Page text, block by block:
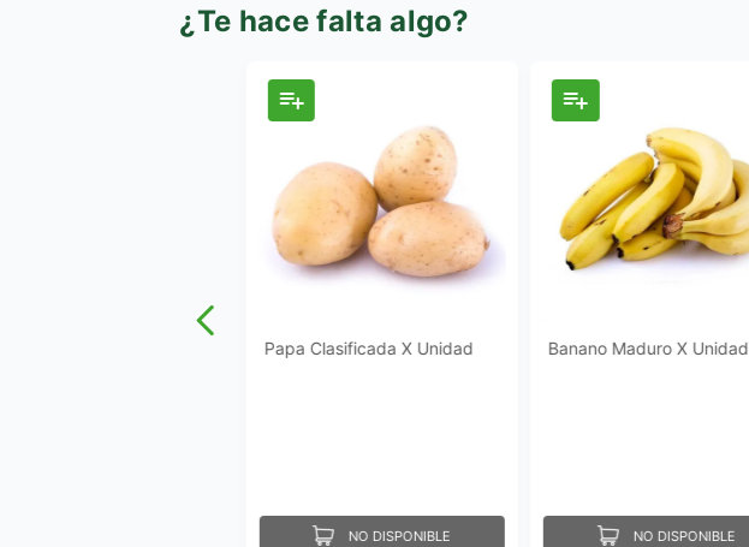
¿Te hace falta algo?
Papa Clasificada X Unidad
NO DISPONIBLE
Banano Maduro X Unidad
NO DISPONIBLE